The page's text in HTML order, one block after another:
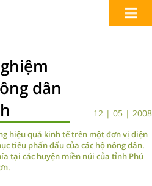
dân
12 | 05 | 2008
hiệu quả kinh tế trên một đơn vị diện
tiêu phấn đấu của các hộ nông dân.
tại các huyện miền núi của tỉnh Phú